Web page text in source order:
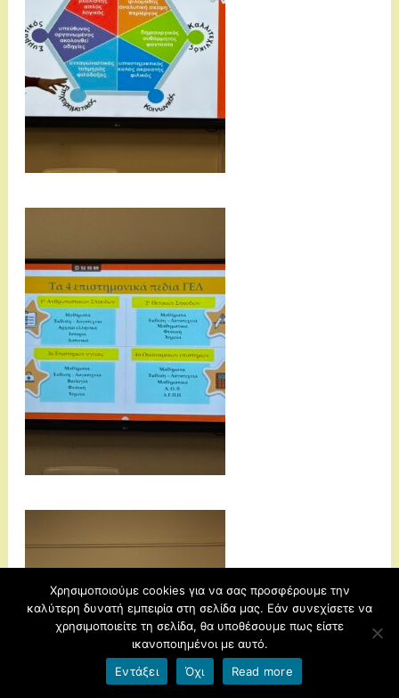
Χρησιμοποιούμε cookies για να σας προσφέρουμε την
καλύτερη δυνατή εμπειρία στη σελίδα μας. Εάν συνεχίσετε να
χρησιμοποιείτε τη σελίδα, θα υποθέσουμε πως είστε
ικανοποιημένοι με αυτό.
Εντάξει
Όχι Read more